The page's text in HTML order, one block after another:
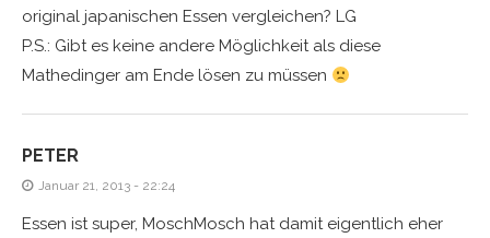
original japanischen Essen vergleichen? LG
P.S.: Gibt es keine andere Möglichkeit als diese
Mathedinger am Ende lösen zu müssen
PETER
Januar 21, 2013 - 22:24
Essen ist super, MoschMosch hat damit eigentlich eher